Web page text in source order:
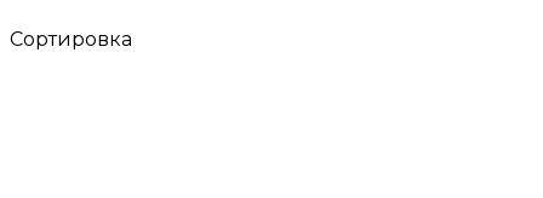
Сортировка